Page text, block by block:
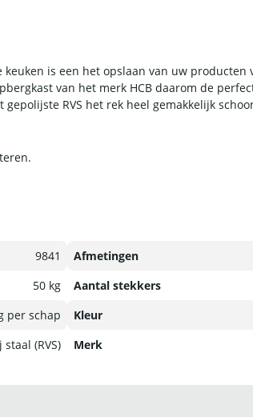
is een het opslaan van uw producten
van het merk HCB daarom de
RVS het rek heel gemakkelijk
9841 Afmetingen
50 kg Aantal stekkers
per schap Kleur
staal (RVS) Merk